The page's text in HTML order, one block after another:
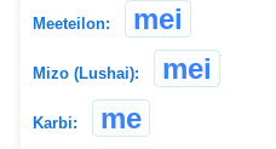
Meeteilon: mei
Mizo (Lushai): mei
Karbi: me